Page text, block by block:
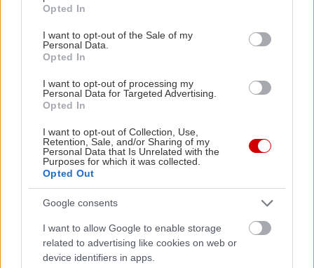
use your data for below specified purposes in below Google
consent section.
Opted In
I want to opt-out of the Sale of my
Personal Data.
Opted In
I want to opt-out of processing my
Personal Data for Targeted Advertising.
Opted In
I want to opt-out of Collection, Use,
Retention, Sale, and/or Sharing of my
Personal Data that Is Unrelated with the
Purposes for which it was collected.
Opted Out
Google consents
I want to allow Google to enable storage
related to advertising like cookies on web or
device identifiers in apps.